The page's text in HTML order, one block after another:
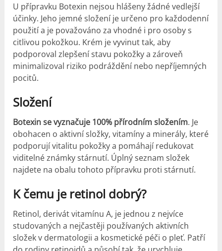
U přípravku Botexin nejsou hlášeny žádné vedlejší
účinky. Jeho jemné složení je určeno pro každodenní
použití a je považováno za vhodné i pro osoby s
citlivou pokožkou. Krém je vyvinut tak, aby
podporoval zlepšení stavu pokožky a zároveň
minimalizoval riziko podráždění nebo nepříjemných
pocitů.
Složení
Botexin se vyznačuje 100% přírodním složením. Je
obohacen o aktivní složky, vitamíny a minerály, které
podporují vitalitu pokožky a pomáhají redukovat
viditelné známky stárnutí. Úplný seznam složek
najdete na obalu tohoto přípravku proti stárnutí.
K čemu je retinol dobrý?
Retinol, derivát vitamínu A, je jednou z nejvíce
studovaných a nejčastěji používaných aktivních
složek v dermatologii a kosmetické péči o pleť. Patří